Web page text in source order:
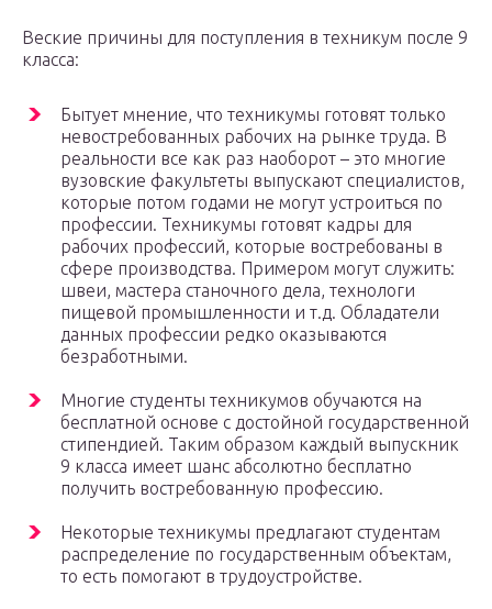
Веские причины для поступления в техникум после 9
класса:
Бытует мнение, что техникумы готовят только
невостребованных рабочих на рынке труда. В
реальности все как раз наоборот – это многие
вузовские факультеты выпускают специалистов,
которые потом годами не могут устроиться по
профессии. Техникумы готовят кадры для
рабочих профессий, которые востребованы в
сфере производства. Примером могут служить:
швеи, мастера станочного дела, технологи
пищевой промышленности и т.д. Обладатели
данных профессии редко оказываются
безработными.
Многие студенты техникумов обучаются на
бесплатной основе с достойной государственной
стипендией. Таким образом каждый выпускник
9 класса имеет шанс абсолютно бесплатно
получить востребованную профессию.
Некоторые техникумы предлагают студентам
распределение по государственным объектам,
то есть помогают в трудоустройстве.